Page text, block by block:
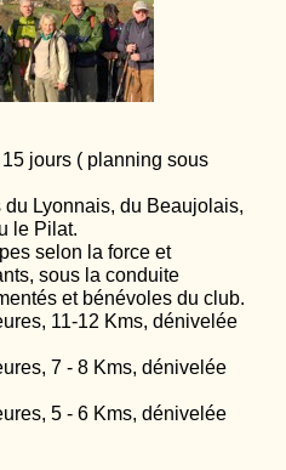
jours ( planning sous
Lyonnais, du Beaujolais,
le Pilat.
selon la force et
sous la conduite
et bénévoles du club.
11-12 Kms, dénivelée
7 - 8 Kms, dénivelée
5 - 6 Kms, dénivelée